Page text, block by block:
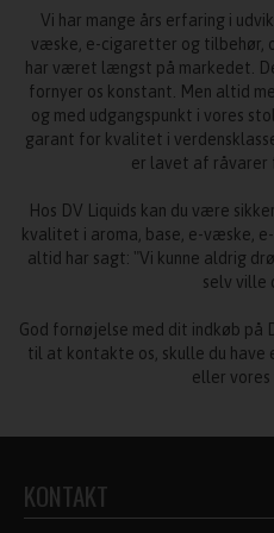
Vi har mange års erfaring i
væske, e-cigaretter og tilbehør,
har været længst på markedet.
fornyer os konstant. Men altid
og med udgangspunkt i vores
garant for kvalitet i
er lavet af råvarer
Hos DV Liquids kan du være
kvalitet i aroma, base, e-væske,
altid har sagt: "Vi kunne aldrig
selv ville
God fornøjelse med dit indkøb på
til at kontakte os, skulle du
eller vores
KONTAKT